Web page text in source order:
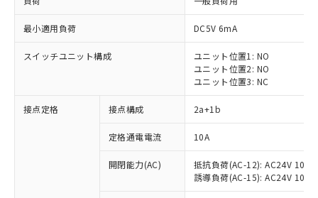
最小適用負荷 DC5V 6mA
スイッチユニット構成
ユニット位置1: NO
ユニット位置2: NO
ユニット位置3: NC
接点定格 接点構成 2a+1b
定格通電電流 10A
開閉能力(AC)
抵抗負荷(AC-12): AC24V 10A/
誘導負荷(AC-15): AC24V
※1 対応状況
対応済み：EU RoHS指令（10物質）の
非含有に対応した製品が提供可能な商品で
対応予定：EU RoHS指令（10物質）の非含